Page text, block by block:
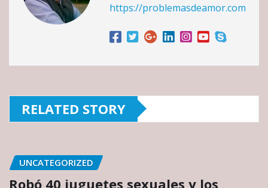
https://problemasdeamor.com
RELATED STORY
UNCATEGORIZED
Robó 40 juguetes sexuales y los